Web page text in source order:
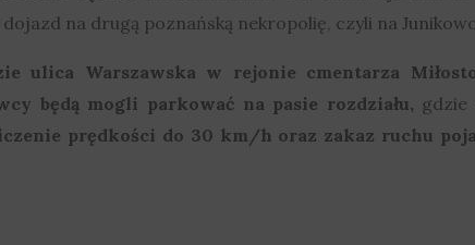
na drugą poznańską nekropolię, czyli na
ulica Warszawska w rejonie cmentarza
będą mogli parkować na pasie rozdziału, gdzie
prędkości do 30 km/h oraz zakaz ruchu